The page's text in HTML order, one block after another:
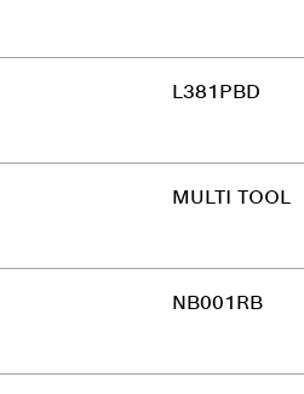
L381PBD
MULTI TOOL
NB001RB